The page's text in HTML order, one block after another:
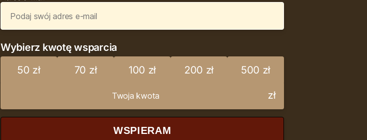
Wybierz kwotę wsparcia
50 zł
70 zł 100 zł 200 zł 500 zł
zł
WSPIERAM